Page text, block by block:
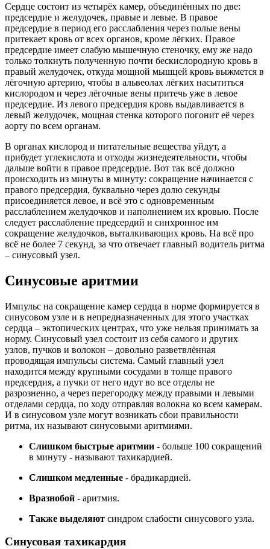
Сердце состоит из четырёх камер, объединённых по две:
предсердие и желудочек, правые и левые. В правое
предсердие в период его расслабления через полые вены
притекает кровь от всех органов, кроме лёгких. Правое
предсердие имеет слабую мышечную стеночку, ему же надо
только толкнуть полученную почти бескислородную кровь в
правый желудочек, откуда мощной мышцей кровь выжмется в
лёгочную артерию, чтобы в альвеолах лёгких насытиться
кислородом и через лёгочные вены притечь уже в левое
предсердие. Из левого предсердия кровь выдавливается в
левый желудочек, мощная стенка которого погонит её через
аорту по всем органам.
В органах кислород и питательные вещества уйдут, а
прибудет углекислота и отходы жизнедеятельности, чтобы
дальше войти в правое предсердие. Вот так всё должно
происходить из минуты в минуту: сокращение начинается с
правого предсердия, буквально через долю секунды
присоединяется левое, и всё это с одновременным
расслаблением желудочков и наполнением их кровью. После
следует расслабление предсердий и синхронное им
сокращение желудочков, выталкивающих кровь. На всё про
всё не более 7 секунд, за что отвечает главный водитель ритма
– синусовый узел.
Синусовые аритмии
Импульс на сокращение камер сердца в норме формируется в
синусовом узле и в непредназначенных для этого участках
сердца – эктопических центрах, что уже нельзя принимать за
норму. Синусовый узел состоит из себя самого и других
узлов, пучков и волокон – довольно разветвлённая
проводящая импульсы система. Самый главный узел
находится между крупными сосудами в толще правого
предсердия, а пучки от него идут во все отделы не
разрозненно, а через перегородку между правыми и левыми
отделами сердца, по ходу отправляя волокна ко всем камерам.
И в синусовом узле могут возникать сбои правильности
ритма, их называют синусовыми аритмиями.
Слишком быстрые аритмии - больше 100 сокращений
в минуту - называют тахикардией.
Слишком медленные - брадикардией.
Вразнобой - аритмия.
Также выделяют синдром слабости синусового узла.
Синусовая тахикардия